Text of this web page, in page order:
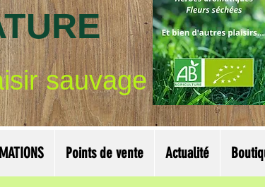
sauvage
Points de vente Actualité